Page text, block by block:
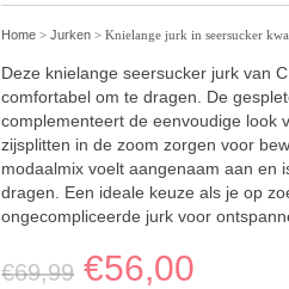
Home >Jurken > Knielange jurk in seersucker
Deze knielange seersucker jurk van
comfortabel om te dragen. De
complementeert de eenvoudige look
zijsplitten in de zoom zorgen voor
modaalmix voelt aangenaam aan en
dragen. Een ideale keuze als je op
ongecompliceerde jurk voor
€69,99 €56,00